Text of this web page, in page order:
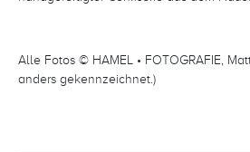
Alle Fotos © HAMEL • FOTOGRAFIE,
anders gekennzeichnet.)